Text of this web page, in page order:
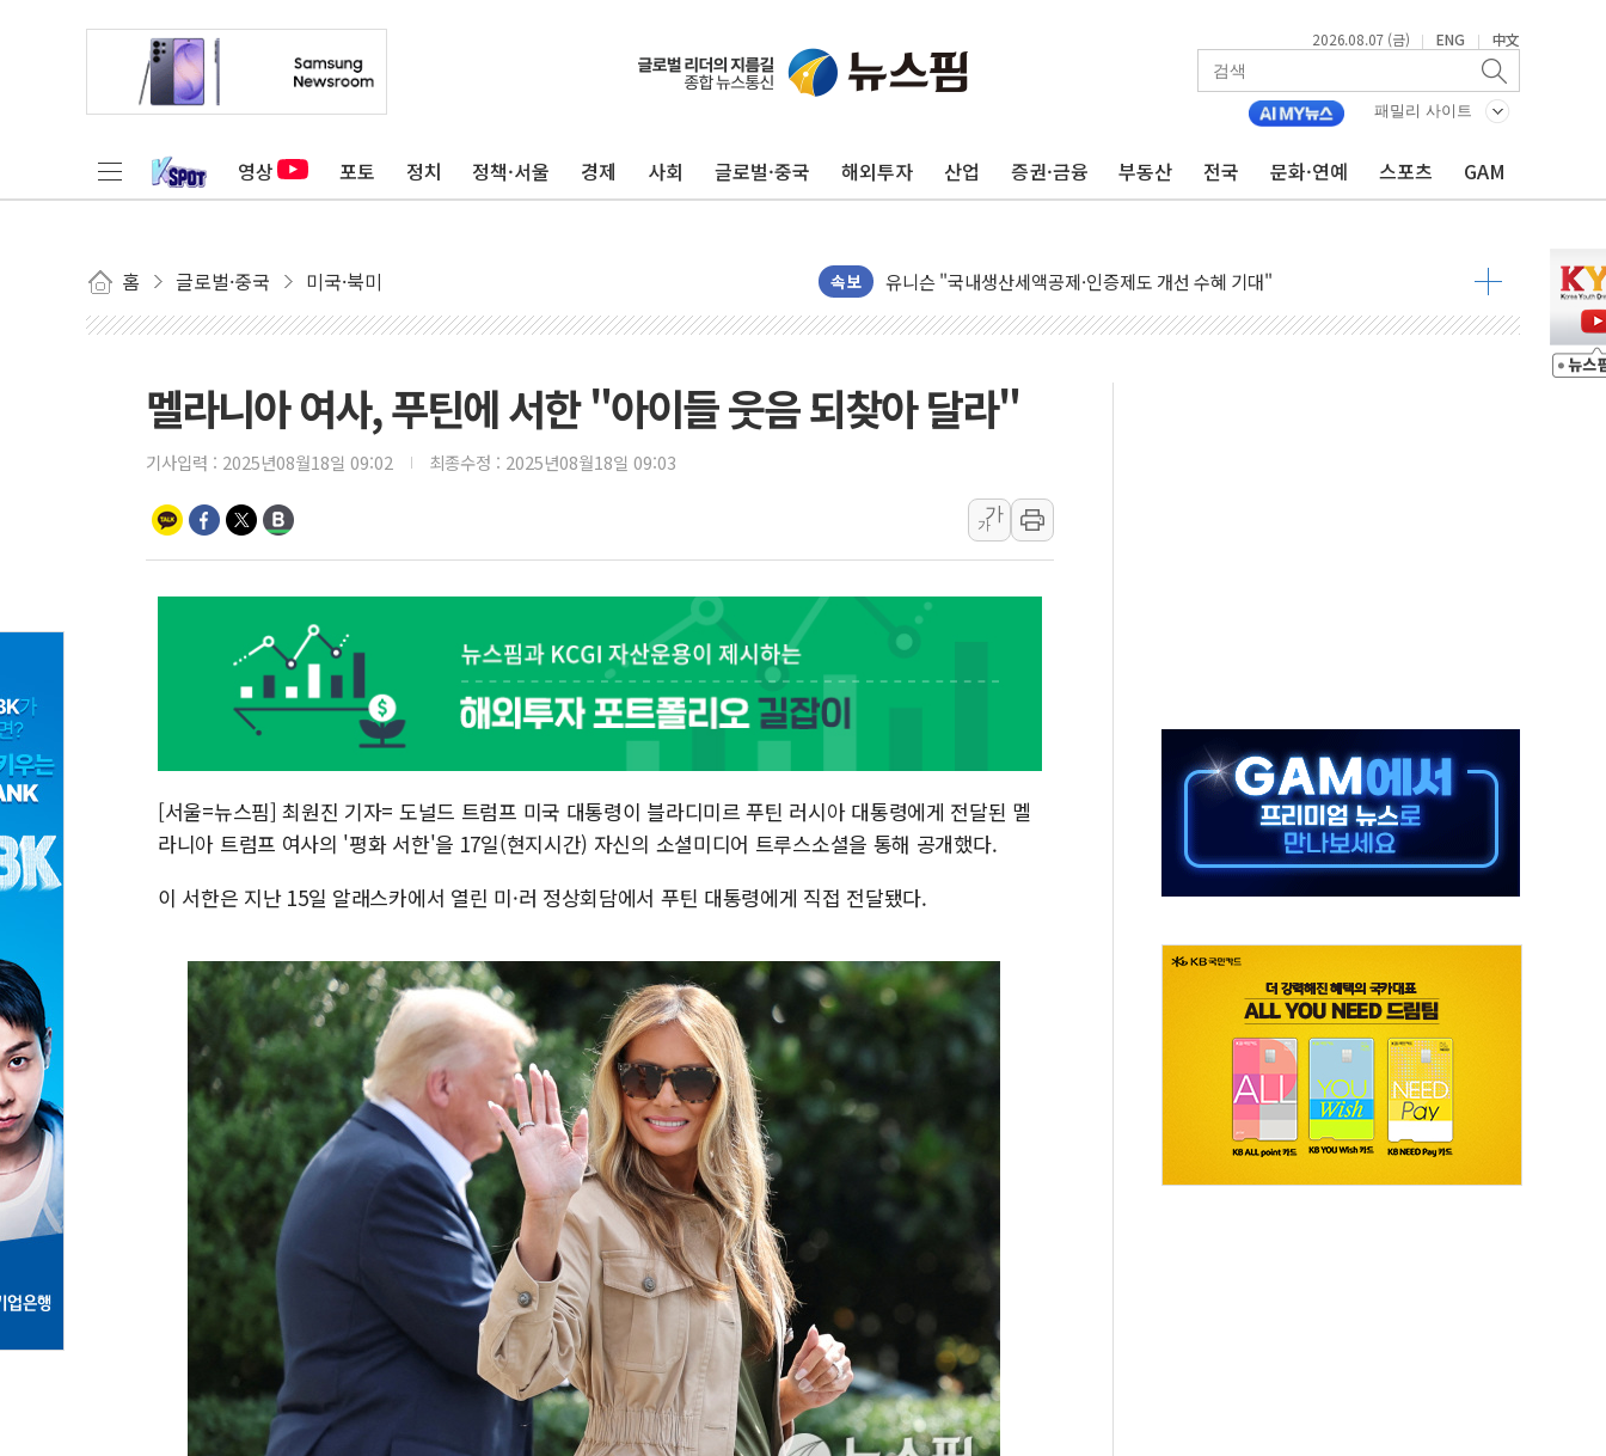
2026.08.07 (금) | ENG | 中文
패밀리 사이트
영상 포토 정치 정책·서울 경제 사회 글로벌·중국 해외투자 산업 증권·금융 부동산 전국 문화·연예 스포츠 GAM
홈 글로벌·중국 미국·북미 속보
하나금융이 쏘아 올린 CIFO, 금융지주 포용금융 조직개편 신호탄
종합특검, '尹 관저 이전 감사 무마' 유병호 구속 기소
'입추'인데 연일 찜통더위…김성환 기후부 장관 "예측범위 벗어나도 즉시대응"
창호 교체하다 난간 무너져…대전서 50대 일용직 추락 사망
장동혁 "규제와 대출 풀고 재개발·재건축 촉진하는 것이 부동산 정상화"
AI에 승부 건 네이버…내년 AI 팩토리 매출 본격화
日, 4~6월 105조원 환시 개입...4월 말 '56조원' 사상 최대
경찰, '300억대 사기 혐의' 차가원 대표 구속 송치
장동혁 "집값 올려놓고 국민만 잡아"
부동산정책 정상화 특별위원회 전체회의서 발언하는 장동혁 대표
경찰, '강북구 오피스텔 살인' 50대 남성 구속 송치
전국 그늘막 4만개 육박 7년 새 7배 늘었다...폭염 대책비는 8.6배 증가
美·日 환율공조에 유럽 패싱… '유로화 팔아 엔화 부양' 사후 통보만
멜라니아 여사, 푸틴에 서한 "아이들 웃음 되찾아 달라"
기사입력 : 2025년08월18일 09:02 최종수정 : 2025년08월18일 09:03
가
가
[서울=뉴스핌] 최원진 기자= 도널드 트럼프 미국 대통령이 블라디미르 푸틴 러시아 대통령에게 전달된 멜
라니아 트럼프 여사의 '평화 서한'을 17일(현지시간) 자신의 소셜미디어 트루스소셜을 통해 공개했다.
이 서한은 지난 15일 알래스카에서 열린 미·러 정상회담에서 푸틴 대통령에게 직접 전달됐다.